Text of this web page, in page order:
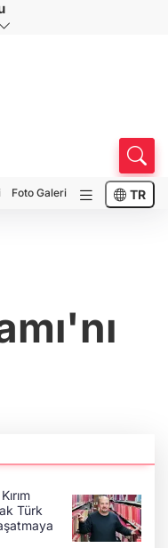
Foto Galeri TR
Türk